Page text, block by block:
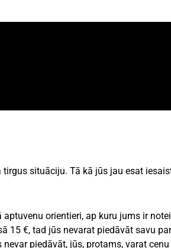
situāciju. Tā kā jūs jau esat
orientieri, ap kuru jums ir
15 €, tad jūs nevarat piedāvāt savu
piedāvāt, jūs, protams, varat